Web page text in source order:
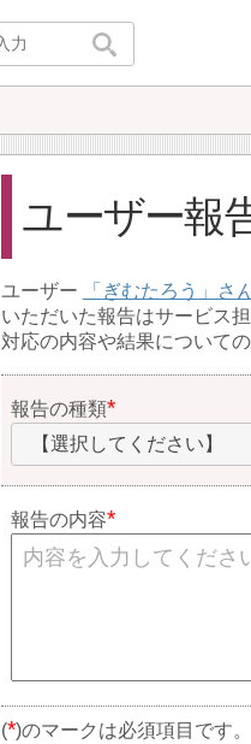
ユーザー報
ユーザー ぎむたろう
いただいた報告はサービス
対応の内容や結果について
報告の種類
【選択してください】
報告の内容
(*)のマークは必須項目です。